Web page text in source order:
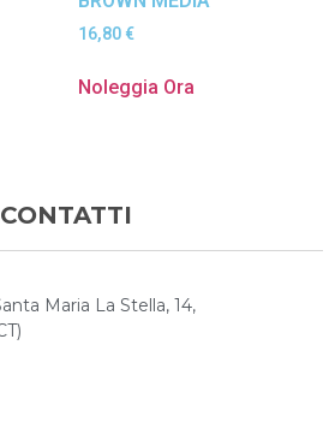
16,80 €
Noleggia Ora
CONTATTI
Maria La Stella, 14,